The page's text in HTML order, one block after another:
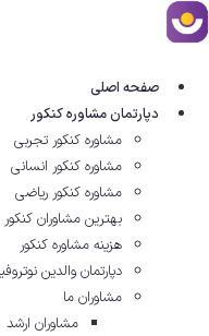
صفحه اصلی
دپارتمان مشاوره کنکور
مشاوره کنکور تجربی
مشاوره کنکور انسانی
مشاوره کنکور ریاضی
بهترین مشاوران کنکور
هزینه مشاوره کنکور
دپارتمان والدین نوتروفیل
مشاوران ما
مشاوران ارشد